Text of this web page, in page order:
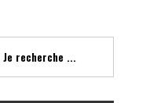
Je recherche ...